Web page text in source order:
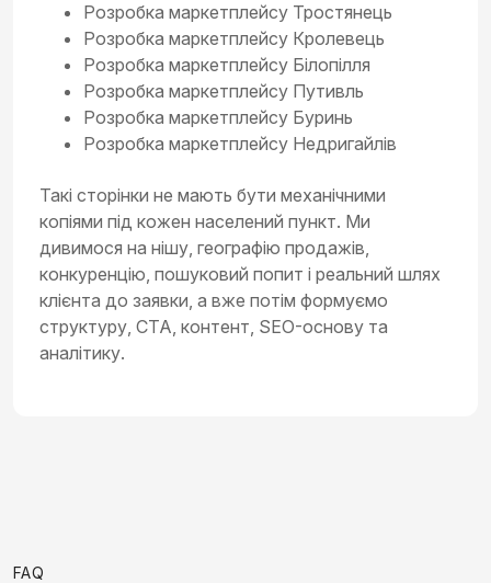
Розробка маркетплейсу Тростянець
Розробка маркетплейсу Кролевець
Розробка маркетплейсу Білопілля
Розробка маркетплейсу Путивль
Розробка маркетплейсу Буринь
Розробка маркетплейсу Недригайлів
Такі сторінки не мають бути механічними
копіями під кожен населений пункт. Ми
дивимося на нішу, географію продажів,
конкуренцію, пошуковий попит і реальний шлях
клієнта до заявки, а вже потім формуємо
структуру, CTA, контент, SEO-основу та
аналітику.
FAQ